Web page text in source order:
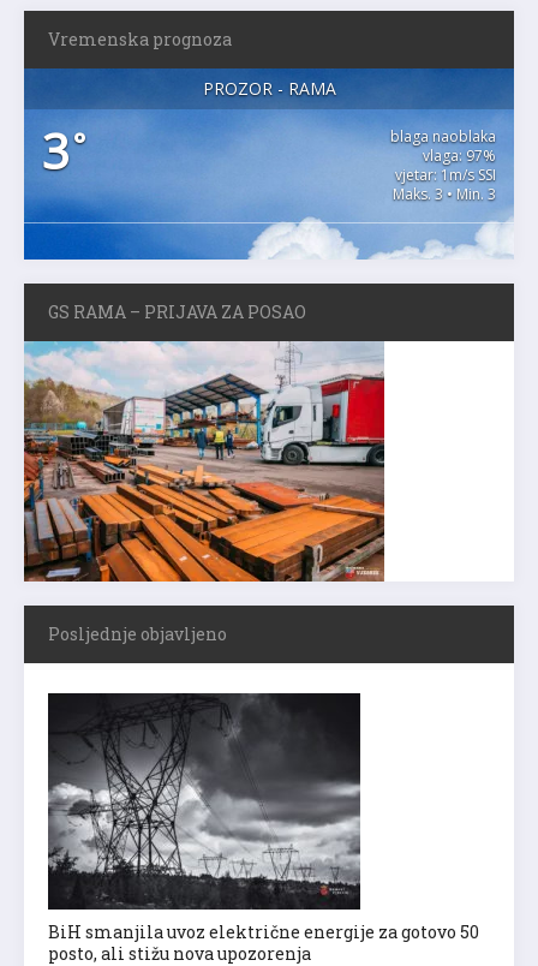
Vremenska prognoza
PROZOR - RAMA
3°
blaga naoblaka
vlaga: 97%
vjetar: 1m/s SSI
Maks. 3 • Min. 3
GS RAMA – PRIJAVA ZA POSAO
Posljednje objavljeno
BiH smanjila uvoz električne energije za gotovo 50
posto, ali stižu nova upozorenja